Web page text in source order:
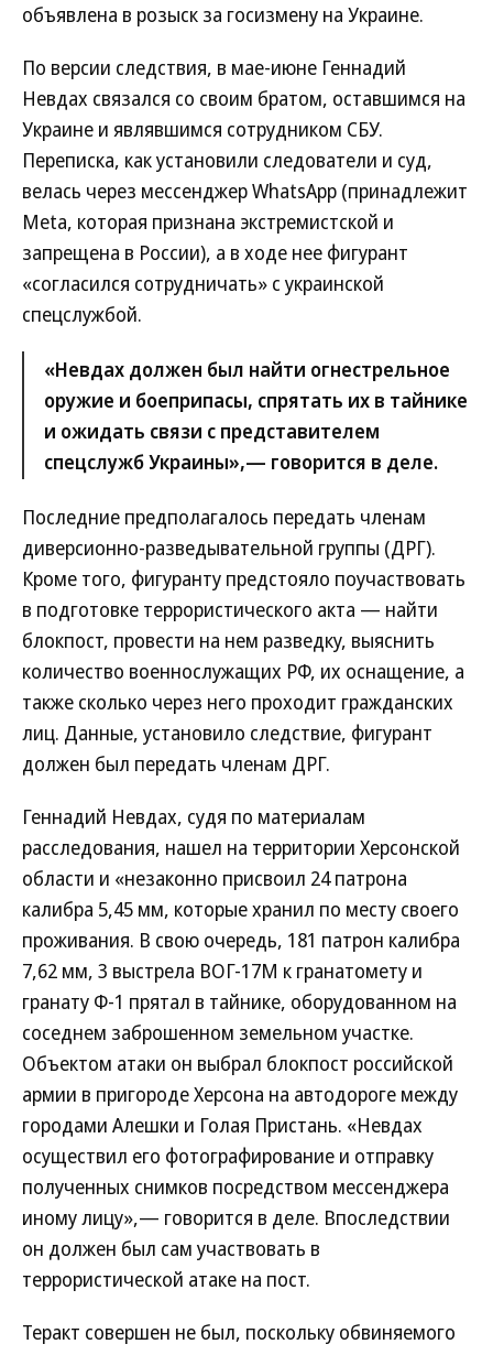
объявлена в розыск за госизмену на Украине.
По версии следствия, в мае-июне Геннадий
Невдах связался со своим братом, оставшимся на
Украине и являвшимся сотрудником СБУ.
Переписка, как установили следователи и суд,
велась через мессенджер WhatsApp (принадлежит
Meta, которая признана экстремистской и
запрещена в России), а в ходе нее фигурант
«согласился сотрудничать» с украинской
спецслужбой.
«Невдах должен был найти огнестрельное
оружие и боеприпасы, спрятать их в тайнике
и ожидать связи с представителем
спецслужб Украины»,— говорится в деле.
Последние предполагалось передать членам
диверсионно-разведывательной группы (ДРГ).
Кроме того, фигуранту предстояло поучаствовать
в подготовке террористического акта — найти
блокпост, провести на нем разведку, выяснить
количество военнослужащих РФ, их оснащение, а
также сколько через него проходит гражданских
лиц. Данные, установило следствие, фигурант
должен был передать членам ДРГ.
Геннадий Невдах, судя по материалам
расследования, нашел на территории Херсонской
области и «незаконно присвоил 24 патрона
калибра 5,45 мм, которые хранил по месту своего
проживания. В свою очередь, 181 патрон калибра
7,62 мм, 3 выстрела ВОГ-17М к гранатомету и
гранату Ф-1 прятал в тайнике, оборудованном на
соседнем заброшенном земельном участке.
Объектом атаки он выбрал блокпост российской
армии в пригороде Херсона на автодороге между
городами Алешки и Голая Пристань. «Невдах
осуществил его фотографирование и отправку
полученных снимков посредством мессенджера
иному лицу»,— говорится в деле. Впоследствии
он должен был сам участвовать в
террористической атаке на пост.
Теракт совершен не был, поскольку обвиняемого